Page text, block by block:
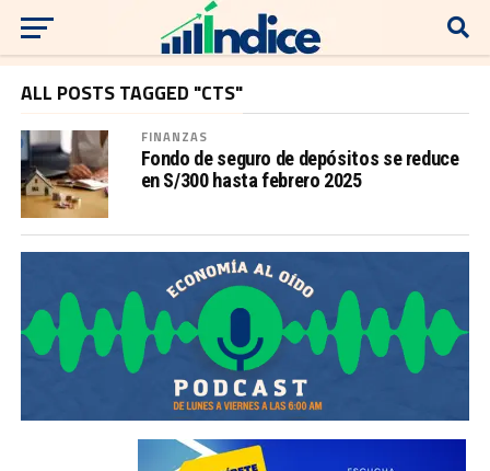
ALL POSTS TAGGED "CTS"
FINANZAS
Fondo de seguro de depósitos se reduce
en S/300 hasta febrero 2025